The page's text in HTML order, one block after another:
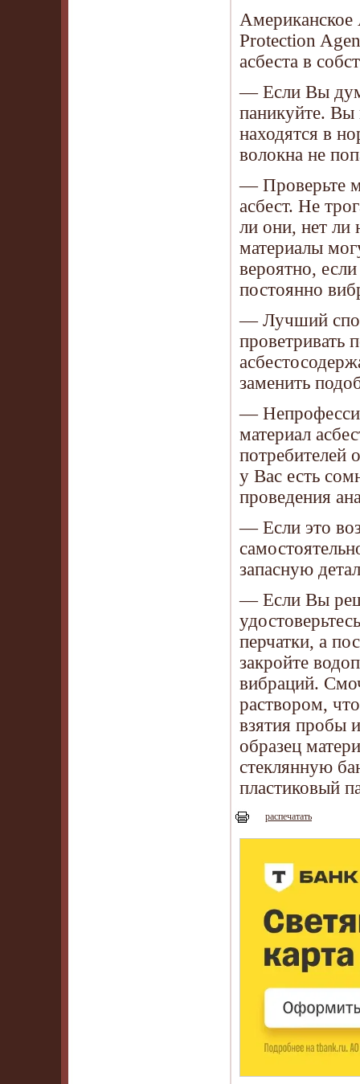
Protection
асбеста в
— Если Вы
паникуйте. Вы
находятся в
волокна не
— Проверьте
асбест. Не
ли они, нет ли
материалы
вероятно,
постоянно
— Лучший
проветривать
заменить
—
материал
потребителей
у Вас есть
проведения
— Если это
запасную
— Если Вы
перчатки, а
закройте
вибраций.
раствором,
взятия пробы
образец
стеклянную
пластиковый
распечатать